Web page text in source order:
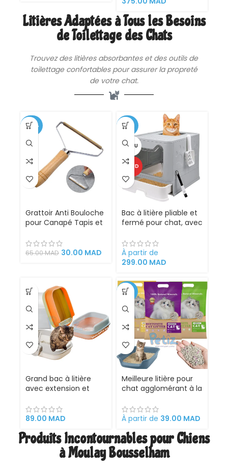
Festif
Litières Adaptées à Tous les Besoins
de Toilettage des Chats
Trouvez des litièresabsorbantes et des outils de
toilettage confortables pour assurer la propreté
de votre chat.
-54%
Grattoir Anti Bouloche
pour Canapé Tapis et
65.00MAD 30.00 MAD
-25%
VENDU
CHAUD
Bac à litière pliable et
fermé pour chat, avec
À partir de
299.00 MAD
Grand bac à litière
avec extension et
pour hygiène animaux
chat et chien maroc
89.00 MAD
-35%
Meilleure litière pour
chat agglomérant à la
À partir de 39.00 MAD
Produits Incontournables pour Chiens
à Moulay Bousselham